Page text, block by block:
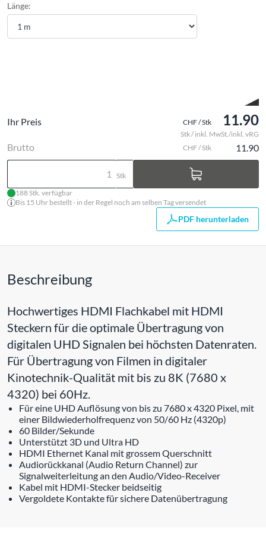
Länge:
Ihr Preis CHF / Stk 11.90
Stk / inkl. MwSt./inkl. vRG
Brutto CHF / Stk 11.90
Stk
188 Stk. verfügbar
Bis 15 Uhr bestellt - in der Regel noch am selben Tag versendet
PDF herunterladen
Beschreibung
Hochwertiges HDMI Flachkabel mit HDMI
Steckern für die optimale Übertragung von
digitalen UHD Signalen bei höchsten Datenraten.
Für Übertragung von Filmen in digitaler
Kinotechnik-Qualität mit bis zu 8K (7680 x
4320) bei 60Hz.
Für eine UHD Auflösung von bis zu 7680 x 4320 Pixel, mit
einer Bildwiederholfrequenz von 50/60 Hz (4320p)
60 Bilder/Sekunde
Unterstützt 3D und Ultra HD
HDMI Ethernet Kanal mit grossem Querschnitt
Audiorückkanal (Audio Return Channel) zur
Signalweiterleitung an den Audio/Video-Receiver
Kabel mit HDMI-Stecker beidseitig
Vergoldete Kontakte für sichere Datenübertragung